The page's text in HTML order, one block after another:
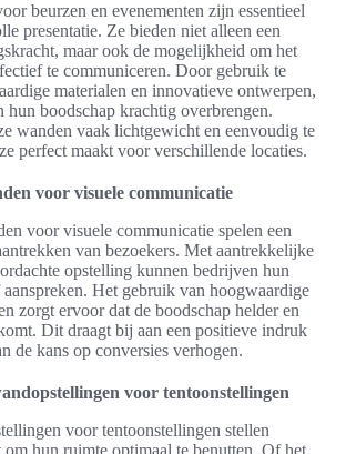
beurzen en evenementen zijn essentieel
presentatie. Ze bieden niet alleen een
maar ook de mogelijkheid om het
te communiceren. Door gebruik te
materialen en innovatieve ontwerpen,
hun boodschap krachtig overbrengen.
wanden vaak lichtgewicht en eenvoudig te
perfect maakt voor verschillende locaties.
voor visuele communicatie
voor visuele communicatie spelen een
van bezoekers. Met aantrekkelijke
opstelling kunnen bedrijven hun
Het gebruik van hoogwaardige
zorgt ervoor dat de boodschap helder en
Dit draagt bij aan een positieve indruk
de kans op conversies verhogen.
voor tentoonstellingen
voor tentoonstellingen stellen